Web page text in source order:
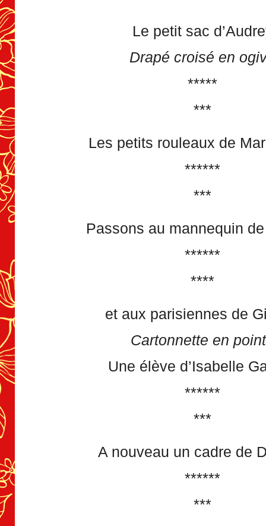
Le petit sac
Drapé croisé en
*****
***
Les petits rouleaux de
******
***
Passons au mannequin
******
****
et aux parisiennes de
Cartonnette en
Une élève d’Isabelle
******
***
A nouveau un cadre de
******
***